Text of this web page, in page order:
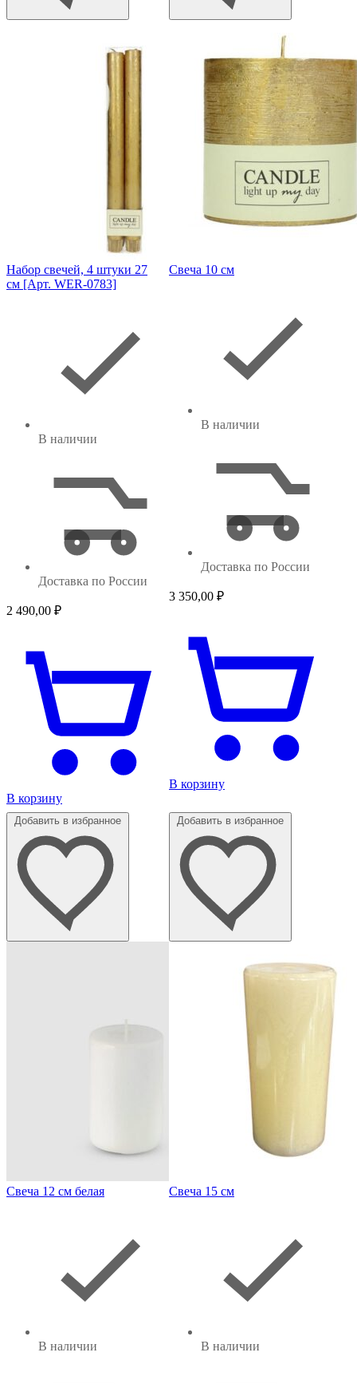
Набор свечей, 4 штуки 27
см [Арт. WER-0783]
В наличии
Доставка по России
2 490,00 ₽
В корзину
Свеча 10 см
В наличии
Доставка по России
3 350,00 ₽
В корзину
Добавить в избранное
Свеча 12 см белая
В наличии
Добавить в избранное
Свеча 15 см
В наличии